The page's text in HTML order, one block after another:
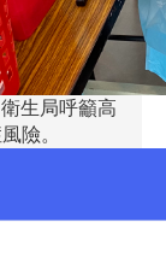
生局呼籲高
險。